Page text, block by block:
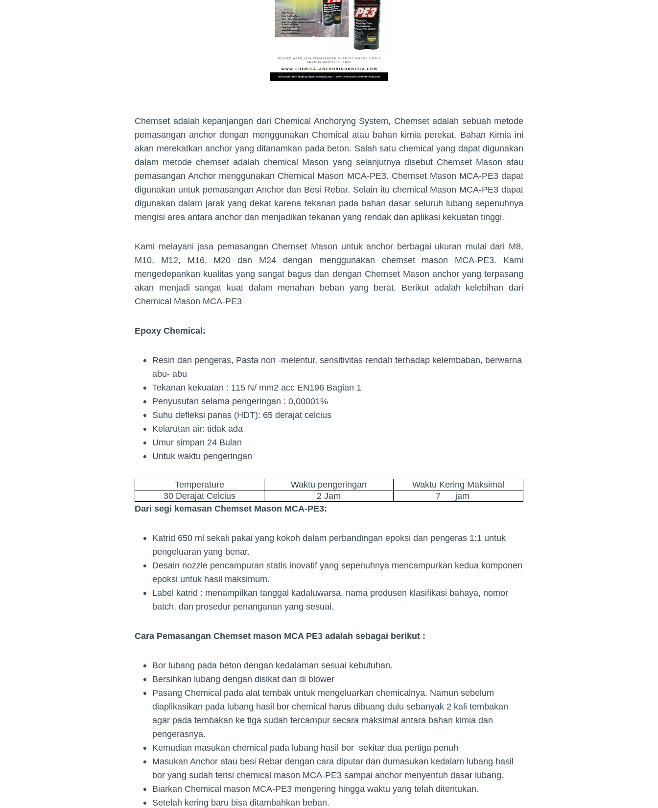
Chemset adalah kepanjangan dari Chemical Anchoryng System, Chemset adalah sebuah metode
pemasangan anchor dengan menggunakan Chemical atau bahan kimia perekat. Bahan Kimia ini
akan merekatkan anchor yang ditanamkan pada beton. Salah satu chemical yang dapat digunakan
dalam metode chemset adalah chemical Mason yang selanjutnya disebut Chemset Mason atau
pemasangan Anchor menggunakan Chemical Mason MCA-PE3. Chemset Mason MCA-PE3 dapat
digunakan untuk pemasangan Anchor dan Besi Rebar. Selain itu chemical Mason MCA-PE3 dapat
digunakan dalam jarak yang dekat karena tekanan pada bahan dasar seluruh lubang sepenuhnya
mengisi area antara anchor dan menjadikan tekanan yang rendak dan aplikasi kekuatan tinggi.
Kami melayani jasa pemasangan Chemset Mason untuk anchor berbagai ukuran mulai dari M8,
M10, M12, M16, M20 dan M24 dengan menggunakan chemset mason MCA-PE3. Kami
mengedepankan kualitas yang sangat bagus dan dengan Chemset Mason anchor yang terpasang
akan menjadi sangat kuat dalam menahan beban yang berat. Berikut adalah kelebihan dari
Chemical Mason MCA-PE3
Epoxy Chemical:
Resin dan pengeras, Pasta non -melentur, sensitivitas rendah terhadap kelembaban, berwarna
abu- abu
Tekanan kekuatan : 115 N/ mm2 acc EN196 Bagian 1
Penyusutan selama pengeringan : 0,00001%
Suhu defleksi panas (HDT): 65 derajat celcius
Kelarutan air: tidak ada
Umur simpan 24 Bulan
Untuk waktu pengeringan
Temperature Waktu pengeringan
Waktu Kering Maksimal
30 Derajat Celcius
2 Jam
7 jam
Dari segi kemasan Chemset Mason MCA-PE3:
Katrid 650 ml sekali pakai yang kokoh dalam perbandingan epoksi dan pengeras 1:1 untuk
pengeluaran yang benar.
Desain nozzle pencampuran statis inovatif yang sepenuhnya mencampurkan kedua komponen
epoksi untuk hasil maksimum.
Label katrid : menampilkan tanggal kadaluwarsa, nama produsen klasifikasi bahaya, nomor
batch, dan prosedur penanganan yang sesuai.
Cara Pemasangan Chemset mason MCA PE3 adalah sebagai berikut :
Bor lubang pada beton dengan kedalaman sesuai kebutuhan.
Bersihkan lubang dengan disikat dan di blower
Pasang Chemical pada alat tembak untuk mengeluarkan chemicalnya. Namun sebelum
diaplikasikan pada lubang hasil bor chemical harus dibuang dulu sebanyak 2 kali tembakan
agar pada tembakan ke tiga sudah tercampur secara maksimal antara bahan kimia dan
pengerasnya.
Kemudian masukan chemical pada lubang hasil bor sekitar dua pertiga penuh
Masukan Anchor atau besi Rebar dengan cara diputar dan dumasukan kedalam lubang hasil
bor yang sudah terisi chemical mason MCA-PE3 sampai anchor menyentuh dasar lubang.
Biarkan Chemical mason MCA-PE3 mengering hingga waktu yang telah ditentukan.
Setelah kering baru bisa ditambahkan beban.